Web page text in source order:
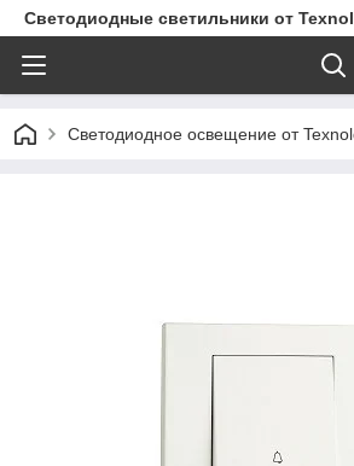
Светодиодные светильники от
Светодиодное освещение от